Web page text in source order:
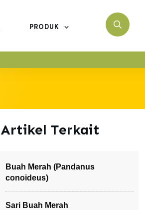
PRODUK
Artikel Terkait
Buah Merah (Pandanus
conoideus)
Sari Buah Merah